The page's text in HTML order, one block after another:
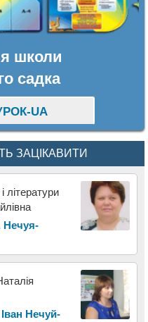
школи
садка
UA
ЗАЦІКАВИТИ
літератури
Нечуя-
Іван Нечуй-